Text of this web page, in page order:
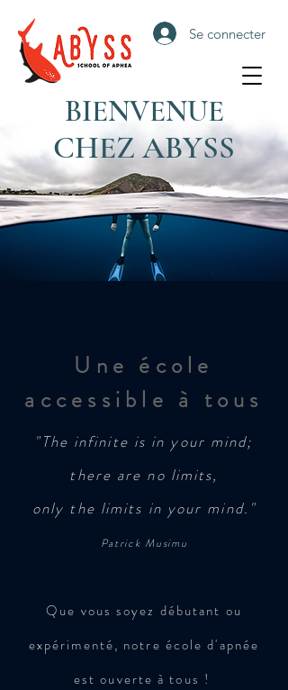
Se connecter
BIENVENUE
CHEZ ABYSS
Une école
accessible à tous
"The infinite is in your mind;
there are no limits,
only the limits in your mind."
Patrick Musimu
Que vous soyez débutant ou
expérimenté, notre école d'apnée
est ouverte à tous !